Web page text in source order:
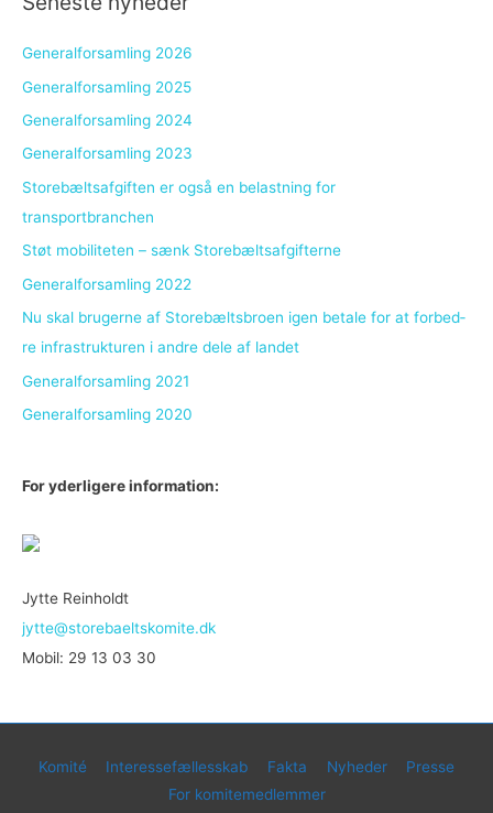
Generalforsamling 2026
Generalforsamling 2025
Generalforsamling 2024
Generalforsamling 2023
Storebæltsafgiften er også en belastning for
transportbranchen
Støt mobiliteten – sænk Storebæltsafgifterne
Generalforsamling 2022
Nu skal bru­ger­ne af Sto­re­bælts­bro­en igen be­ta­le for at for­bed­
re in­fra­struk­tu­ren i an­dre dele af lan­det
Generalforsamling 2021
Generalforsamling 2020
For yderligere information:
Jytte Reinholdt
jytte@storebaeltskomite.dk
Mobil: 29 13 03 30
Komité Interessefællesskab Fakta Nyheder
Presse
For komitemedlemmer